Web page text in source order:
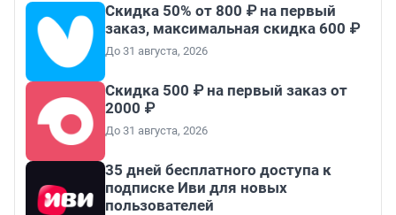
Скидка 50% от 800 ₽ на первый
заказ, максимальная скидка 600 ₽
До 31 августа, 2026
Скидка 500 ₽ на первый заказ от
2000 ₽
До 31 августа, 2026
35 дней бесплатного доступа к
подписке Иви для новых
пользователей